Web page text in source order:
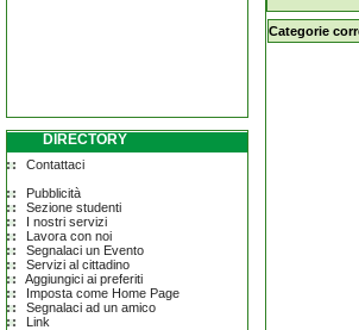
DIRECTORY
Contattaci
Pubblicità
Sezione studenti
I nostri servizi
Lavora con noi
Segnalaci un Evento
Servizi al cittadino
Aggiungici ai preferiti
Imposta come Home Page
Segnalaci ad un amico
Link
Categorie